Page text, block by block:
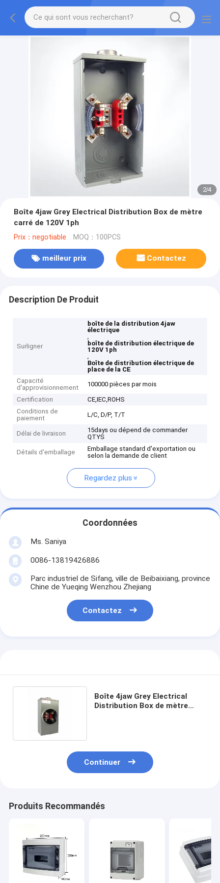
2/4
Boîte 4jaw Grey Electrical Distribution Box de mètre
carré de 120V 1ph
Prix：negotiable MOQ：100PCS
meilleur prix Contactez
Description De Produit
Surligner
boîte de la distribution 4jaw
électrique
,
boîte de distribution électrique de
120V 1ph
,
Boîte de distribution électrique de
place de la CE
Capacité
d'approvisionnement
100000 pièces par mois
Certification
CE,IEC,ROHS
Conditions de
paiement
L/C, D/P, T/T
Délai de livraison
15days ou dépend de commander
QTYS
Détails d'emballage
Emballage standard d'exportation ou
selon la demande de client
Regardez plus
Coordonnées
Ms. Saniya
0086-13819426886
Parc industriel de Sifang, ville de Beibaixiang, province
Chine de Yueqing Wenzhou Zhejiang
Contactez
Boîte 4jaw Grey Electrical
Distribution Box de mètre
Continuer
Produits Recommandés